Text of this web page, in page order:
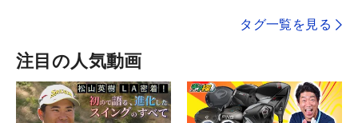
注目の人気動画
タグ一覧を見る